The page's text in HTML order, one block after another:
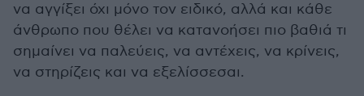
να αγγίξει όχι μόνο τον ειδικό, αλλά και κάθε
άνθρωπο που θέλει να κατανοήσει πιο βαθιά τι
σημαίνει να παλεύεις, να αντέχεις, να κρίνεις,
να στηρίζεις και να εξελίσσεσαι.